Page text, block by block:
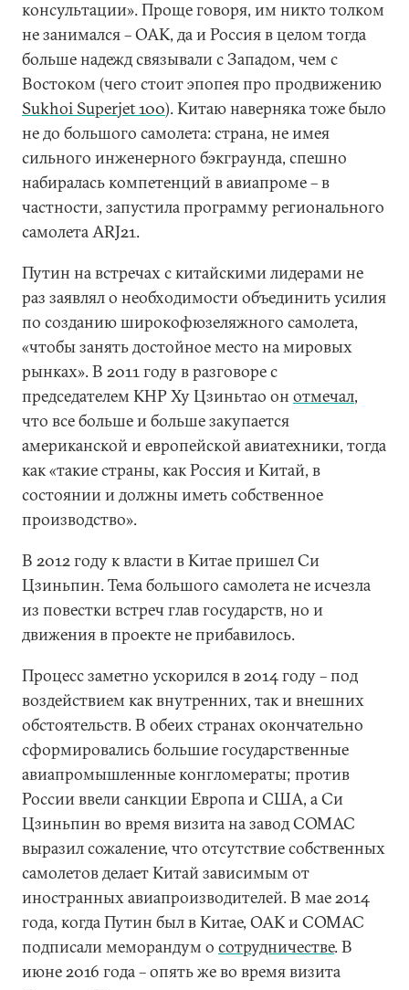
консультации». Проще говоря, им никто толком
не занимался – ОАК, да и Россия в целом тогда
больше надежд связывали с Западом, чем с
Востоком (чего стоит эпопея про продвижению
Sukhoi Superjet 100). Китаю наверняка тоже было
не до большого самолета: страна, не имея
сильного инженерного бэкграунда, спешно
набиралась компетенций в авиапроме – в
частности, запустила программу регионального
самолета ARJ21.
Путин на встречах с китайскими лидерами не
раз заявлял о необходимости объединить усилия
по созданию широкофюзеляжного самолета,
«чтобы занять достойное место на мировых
рынках». В 2011 году в разговоре с
председателем КНР Ху Цзиньтао он отмечал,
что все больше и больше закупается
американской и европейской авиатехники, тогда
как «такие страны, как Россия и Китай, в
состоянии и должны иметь собственное
производство».
В 2012 году к власти в Китае пришел Си
Цзиньпин. Тема большого самолета не исчезла
из повестки встреч глав государств, но и
движения в проекте не прибавилось.
Процесс заметно ускорился в 2014 году – под
воздействием как внутренних, так и внешних
обстоятельств. В обеих странах окончательно
сформировались большие государственные
авиапромышленные конгломераты; против
России ввели санкции Европа и США, а Си
Цзиньпин во время визита на завод COMAC
выразил сожаление, что отсутствие собственных
самолетов делает Китай зависимым от
иностранных авиапроизводителей. В мае 2014
года, когда Путин был в Китае, ОАК и COMAC
подписали меморандум о сотрудничестве. В
июне 2016 года – опять же во время визита